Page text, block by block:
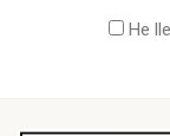
He